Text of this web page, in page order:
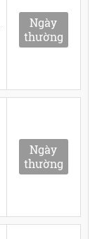
Ngày
thường
Ngày
thường